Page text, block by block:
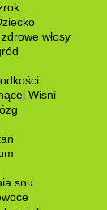
włosy
Wiśni
snu